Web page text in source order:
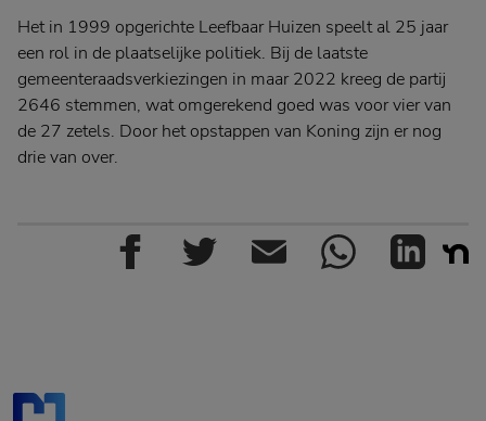
Het in 1999 opgerichte Leefbaar Huizen speelt al 25 jaar
een rol in de plaatselijke politiek. Bij de laatste
gemeenteraadsverkiezingen in maar 2022 kreeg de partij
2646 stemmen, wat omgerekend goed was voor vier van
de 27 zetels. Door het opstappen van Koning zijn er nog
drie van over.